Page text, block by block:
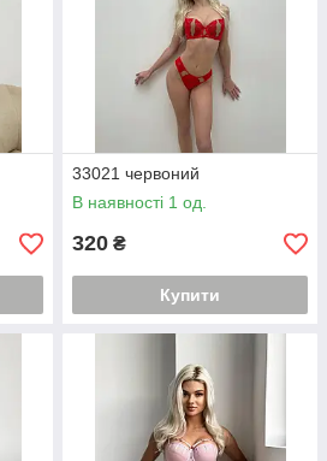
33021 червоний
В наявності 1 од.
320 ₴
Купити